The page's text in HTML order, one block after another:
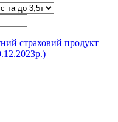
страховий продукт